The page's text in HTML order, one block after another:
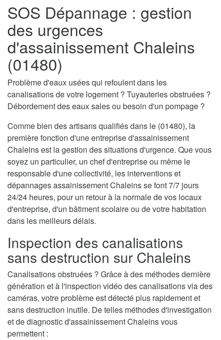
SOS Dépannage : gestion
des urgences
d'assainissement Chaleins
(01480)
Problème d'eaux usées qui refoulent dans les
canalisations de votre logement ? Tuyauteries obstruées ?
Débordement des eaux sales ou besoin d'un pompage ?
Comme bien des artisans qualifiés dans le (01480), la
première fonction d'une entreprise d'assainissement
Chaleins est la gestion des situations d'urgence. Que vous
soyez un particulier, un chef d'entreprise ou même le
responsable d'une collectivité, les interventions et
dépannages assainissement Chaleins se font 7/7 jours
24/24 heures, pour un retour à la normale de vos locaux
d'entreprise, d'un bâtiment scolaire ou de votre habitation
dans les meilleurs délais.
Inspection des canalisations
sans destruction sur Chaleins
Canalisations obstruées ? Grâce à des méthodes dernière
génération et à l'inspection vidéo des canalisations via des
caméras, votre problème est détecté plus rapidement et
sans destruction inutile. De telles méthodes d'investigation
et de diagnostic d'assainissement Chaleins vous
permettent :